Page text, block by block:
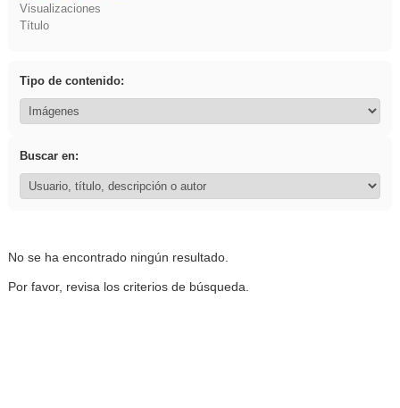
Visualizaciones
Título
Tipo de contenido:
Buscar en:
No se ha encontrado ningún resultado.
Por favor, revisa los criterios de búsqueda.